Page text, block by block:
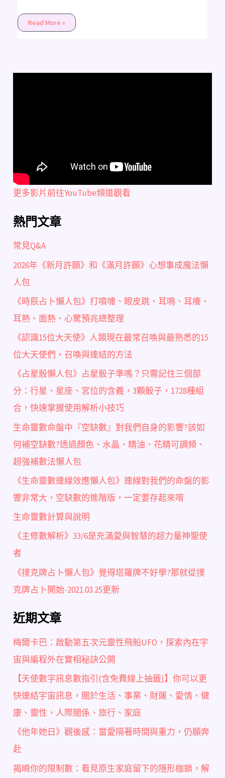
Read More »
更多影片前往YouTube頻道觀看
熱門文章
常見Q&A
2026年《新月許願》和《滿月許願》心想事成魔法懶
人包
《時辰占卜懶人包》打噴嚏、眼皮跳、耳鳴、耳癢、
耳熱、面熱、心驚預兆總整理
《認識15位大天使》人類現在最常召喚與最熟悉的15
位大天使們，召喚與連結的方法
《占星骰懶人包》占星骰子準嗎？只需記住三個部
分：行星、星座、宮位的含義，3顆骰子，1728種組
合，快速掌握使用解析小技巧
生命靈數命盤中『空缺數』對我們自身的影響?該如
何補空缺數?透過顏色、水晶、精油、花精可調頻、
超強補數法懶人包
《生命靈數連線效應懶人包》連線對我們的命盤的影
響非常大，空缺數的進階版，一定要存起來唷
生命靈數計算與說明
《主修數解析》33/6是充滿愛與智慧的超力量神聖使
者
《撲克牌占卜懶人包》覺得塔羅牌不好學?那就從撲
克牌占卜開始-2021.03.25更新
近期文章
梅爾卡巴：啟動第五次元靈性飛船UFO，探索內在宇
宙與編程外在實相秘訣公開
【天使數字訊息數指引(含免費線上抽籤)】你可以更
快連結宇宙訊息，關於生活、事業、財運、愛情、健
康、靈性、人際關係、旅行、家庭
《他年她日》觀後感：當愛隔著時間與重力，仍願奔
赴
揭曉你的限制數：看見原生家庭留下的隱形枷鎖，解